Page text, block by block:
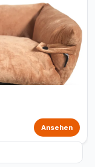
Ansehen